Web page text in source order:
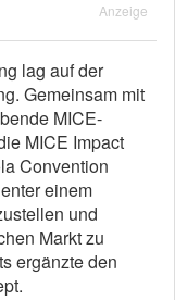
Anzeige
lag auf der
Gemeinsam mit
MICE-
MICE Impact
Convention
einem
und
Markt zu
ergänzte den